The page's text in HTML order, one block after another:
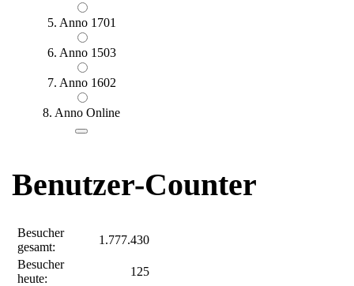
5. Anno 1701
6. Anno 1503
7. Anno 1602
8. Anno Online
Benutzer-Counter
Besucher
gesamt:
1.777.430
Besucher
heute:
125